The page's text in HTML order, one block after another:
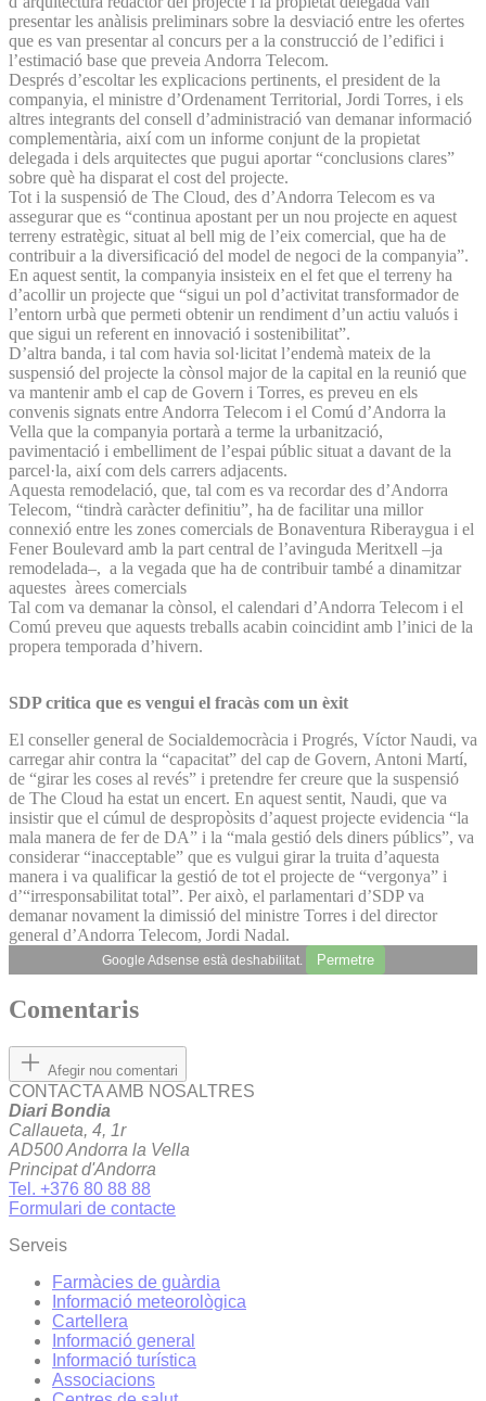
presentar les anàlisis preliminars sobre la desviació entre les ofertes
que es van presentar al concurs per a la construcció de l’edifici i
l’estimació base que preveia Andorra Telecom.
Després d’escoltar les explicacions pertinents, el president de la
companyia, el ministre d’Ordenament Territorial, Jordi Torres, i els
altres integrants del consell d’administració van demanar informació
complementària, així com un informe conjunt de la propietat
delegada i dels arquitectes que pugui aportar “conclusions clares”
sobre què ha disparat el cost del projecte.
Tot i la suspensió de The Cloud, des d’Andorra Telecom es va
assegurar que es “continua apostant per un nou projecte en aquest
terreny estratègic, situat al bell mig de l’eix comercial, que ha de
contribuir a la diversificació del model de negoci de la companyia”.
En aquest sentit, la companyia insisteix en el fet que el terreny ha
d’acollir un projecte que “sigui un pol d’activitat transformador de
l’entorn urbà que permeti obtenir un rendiment d’un actiu valuós i
que sigui un referent en innovació i sostenibilitat”.
D’altra banda, i tal com havia sol·licitat l’endemà mateix de la
suspensió del projecte la cònsol major de la capital en la reunió que
va mantenir amb el cap de Govern i Torres, es preveu en els
convenis signats entre Andorra Telecom i el Comú d’Andorra la
Vella que la companyia portarà a terme la urbanització,
pavimentació i embelliment de l’espai públic situat a davant de la
parcel·la, així com dels carrers adjacents.
Aquesta remodelació, que, tal com es va recordar des d’Andorra
Telecom, “tindrà caràcter definitiu”, ha de facilitar una millor
connexió entre les zones comercials de Bonaventura Riberaygua i el
Fener Boulevard amb la part central de l’avinguda Meritxell –ja
remodelada–, a la vegada que ha de contribuir també a dinamitzar
aquestes àrees comercials
Tal com va demanar la cònsol, el calendari d’Andorra Telecom i el
Comú preveu que aquests treballs acabin coincidint amb l’inici de la
propera temporada d’hivern.
SDP critica que es vengui el fracàs com un èxit
El conseller general de Socialdemocràcia i Progrés, Víctor Naudi, va
carregar ahir contra la “capacitat” del cap de Govern, Antoni Martí,
de “girar les coses al revés” i pretendre fer creure que la suspensió
de The Cloud ha estat un encert. En aquest sentit, Naudi, que va
insistir que el cúmul de despropòsits d’aquest projecte evidencia “la
mala manera de fer de DA” i la “mala gestió dels diners públics”, va
considerar “inacceptable” que es vulgui girar la truita d’aquesta
manera i va qualificar la gestió de tot el projecte de “vergonya” i
d’“irresponsabilitat total”. Per això, el parlamentari d’SDP va
demanar novament la dimissió del ministre Torres i del director
general d’Andorra Telecom, Jordi Nadal.
Google Adsense està deshabilitat. Permetre
Comentaris
Afegir nou comentari
CONTACTA AMB NOSALTRES
Diari Bondia
Callaueta, 4, 1r
AD500 Andorra la Vella
Principat d'Andorra
Tel. +376 80 88 88
Formulari de contacte
Serveis
Farmàcies de guàrdia
Informació meteorològica
Cartellera
Informació general
Informació turística
Associacions